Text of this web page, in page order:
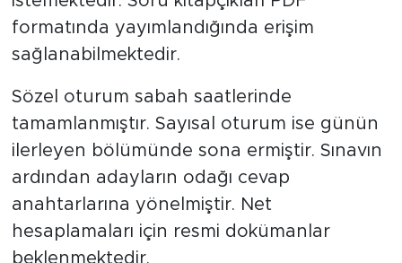
formatında yayımlandığında erişim
sağlanabilmektedir.
Sözel oturum sabah saatlerinde
tamamlanmıştır. Sayısal oturum ise günün
ilerleyen bölümünde sona ermiştir. Sınavın
ardından adayların odağı cevap
anahtarlarına yönelmiştir. Net
hesaplamaları için resmi dokümanlar
beklenmektedir.